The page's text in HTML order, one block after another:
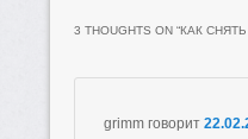
3 THOUGHTS ON “КАК СНЯТЬ
grimm говорит